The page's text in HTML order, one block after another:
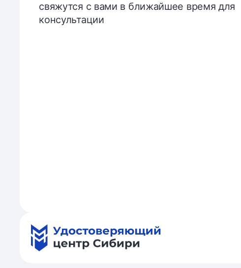
свяжутся с вами в ближайшее время для
консультации